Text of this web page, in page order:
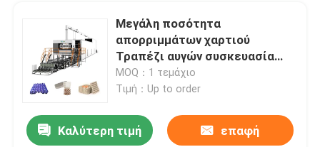
Προϊόντα
Σχετικά με εμάς
Γύρος εργοστασίων
Μεγάλη ποσότητα
απορριμμάτων χαρτιού
Τραπέζι αυγών συσκευασία
μηχανή κατασκευής αυγών
κουτί κουτί μηχανή
MOQ：1 τεμάχιο
Τιμή：Up to order
Καλύτερη τιμή επαφή